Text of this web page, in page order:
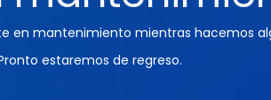
en mantenimiento mientras hacemos
estaremos de regreso.